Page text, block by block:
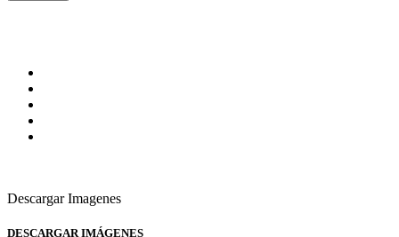
Descargar Imagenes
DESCARGAR IMÁGENES